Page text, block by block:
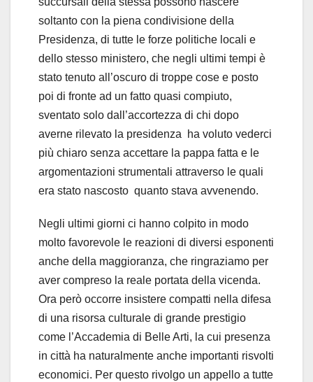
soltanto con la piena condivisione della
Presidenza, di tutte le forze politiche locali e
dello stesso ministero, che negli ultimi tempi è
stato tenuto all’oscuro di troppe cose e posto
poi di fronte ad un fatto quasi compiuto,
sventato solo dall’accortezza di chi dopo
averne rilevato la presidenza ha voluto vederci
più chiaro senza accettare la pappa fatta e le
argomentazioni strumentali attraverso le quali
era stato nascosto quanto stava avvenendo.
Negli ultimi giorni ci hanno colpito in modo
molto favorevole le reazioni di diversi esponenti
anche della maggioranza, che ringraziamo per
aver compreso la reale portata della vicenda.
Ora però occorre insistere compatti nella difesa
di una risorsa culturale di grande prestigio
come l’Accademia di Belle Arti, la cui presenza
in città ha naturalmente anche importanti risvolti
economici. Per questo rivolgo un appello a tutte